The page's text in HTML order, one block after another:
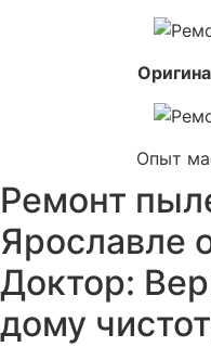
Опыт
Ремонт
Ярославле
Доктор:
дому